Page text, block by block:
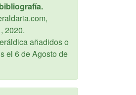
, 2020.
añadidos o
el 6 de Agosto de